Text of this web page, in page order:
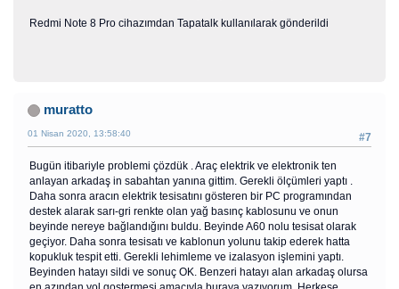
Redmi Note 8 Pro cihazımdan Tapatalk kullanılarak gönderildi
muratto
#7
01 Nisan 2020, 13:58:40
Bugün itibariyle problemi çözdük . Araç elektrik ve elektronik ten
anlayan arkadaş in sabahtan yanına gittim. Gerekli ölçümleri yaptı .
Daha sonra aracın elektrik tesisatını gösteren bir PC programından
destek alarak sarı-gri renkte olan yağ basınç kablosunu ve onun
beyinde nereye bağlandığını buldu. Beyinde A60 nolu tesisat olarak
geçiyor. Daha sonra tesisatı ve kablonun yolunu takip ederek hatta
kopukluk tespit etti. Gerekli lehimleme ve izalasyon işlemini yaptı.
Beyinden hatayı sildi ve sonuç OK. Benzeri hatayı alan arkadaş olursa